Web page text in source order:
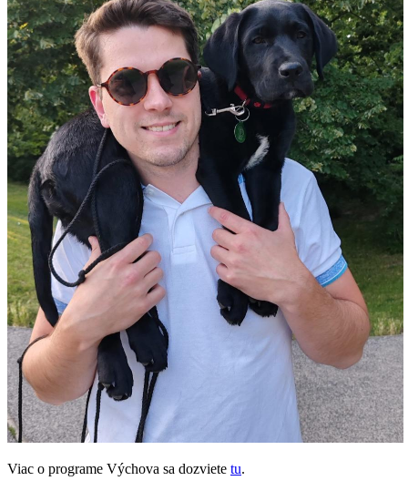
Viac o programe Výchova sa dozviete tu.